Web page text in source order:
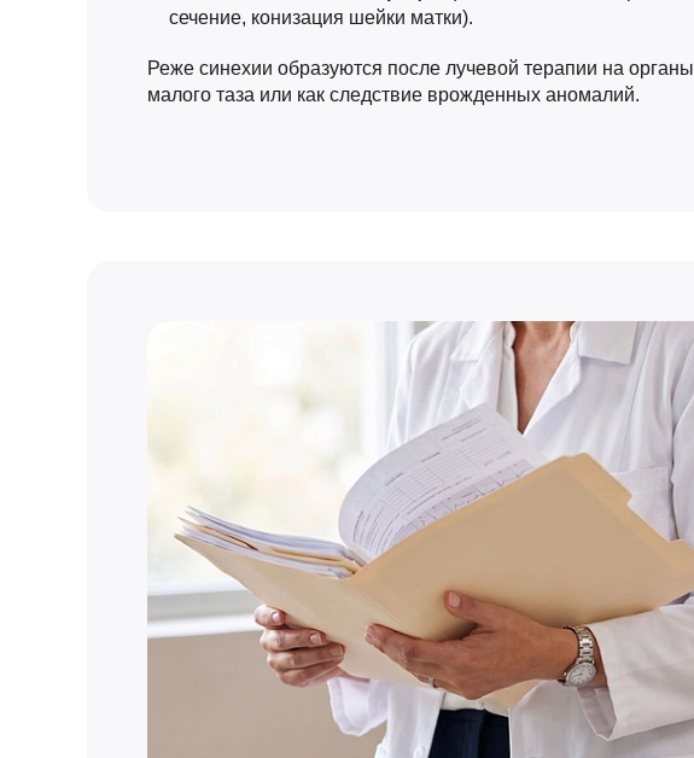
сечение, конизация шейки матки).
Реже синехии образуются после лучевой терапии на органы
малого таза или как следствие врожденных аномалий.